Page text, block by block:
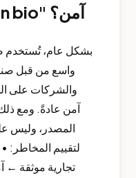
هل النقر على "link in bio" آمن؟
بشكل عام، تُستخدم
واسع من قبل
والشركات على
آمن عادةً. ومع
المصدر، وليس
لتقييم
تجارية موثقة ←